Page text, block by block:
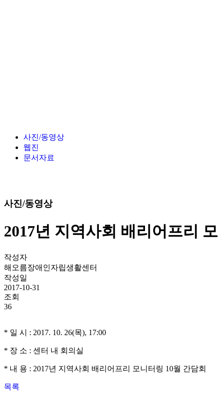
사진/동영상
웹진
문서자료
사진/동영상
2017년 지역사회 배리어프리
작성자
해오름장애인자립생활센터
작성일
2017-10-31
조회
36
* 일 시 : 2017. 10. 26(목), 17:00
* 장 소 : 센터 내 회의실
* 내 용 : 2017년 지역사회 배리어프리 모니터링 10월 간담회
목록